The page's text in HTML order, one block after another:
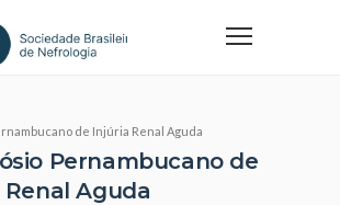
de Injúria Renal Aguda
Pernambucano de
Renal Aguda